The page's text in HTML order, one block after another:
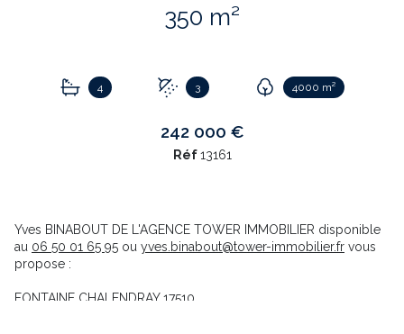
350 m²
4 3 4000 m²
242 000 €
Réf13161
Yves BINABOUT DE L'AGENCE TOWER IMMOBILIER disponible
au 06 50 01 65 95 ou yves.binabout@tower-immobilier.fr vous
propose :
FONTAINE CHALENDRAY 17510